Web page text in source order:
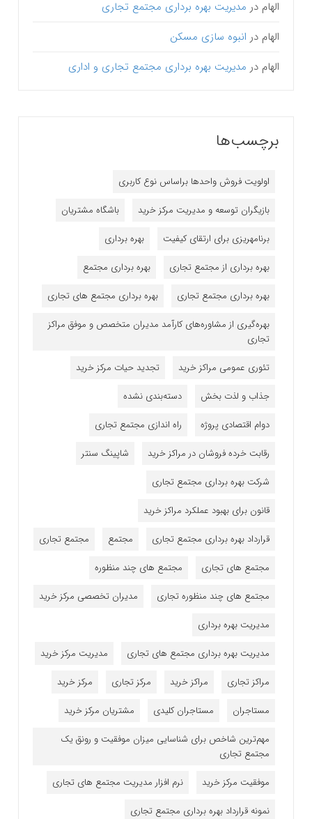
الهام در مدیریت بهره برداری مجتمع تجاری
الهام در انبوه سازی مسکن
الهام در مدیریت بهره برداری مجتمع تجاری و اداری
برچسب‌ها
اولویت فروش واحدها براساس نوع کاربری
بازیگران توسعه و مدیریت مرکز خرید
باشگاه مشتریان
برنامه‎ریزی برای ارتقای کیفیت
بهره برداری
بهره برداری از مجتمع تجاری
بهره برداری مجتمع
بهره برداری مجتمع تجاری
بهره برداری مجتمع های تجاری
بهره‌گیری از مشاوره‌های کارآمد مدیران متخصص و موفق مراکز
تجاری
تئوری عمومی مراکز خرید
تجدید حیات مرکز خرید
جذاب و لذت بخش
دسته‌بندی نشده
دوام اقتصادی پروژه
راه اندازی مجتمع تجاری
رقابت خرده فروشان در مراکز خرید
شاپینگ سنتر
شرکت بهره برداری مجتمع تجاری
قانون برای بهبود عملکرد مراکز خرید
قرارداد بهره برداری مجتمع تجاری
مجتمع
مجتمع تجاری
مجتمع های تجاری
مجتمع های چند منظوره
مجتمع های چند منظوره تجاری
مدیران تخصصی مرکز خرید
مدیریت بهره برداری
مدیریت بهره برداری مجتمع های تجاری
مدیریت مرکز خرید
مراکز تجاری
مراکز خرید مرکز تجاری
مرکز خرید
مستاجران
مستاجران کلیدی
مشتریان مرکز خرید
مهم‌ترین شاخص برای شناسایی میزان موفقیت و رونق یک
مجتمع تجاری
موفقیت مرکز خرید
نرم افزار مدیریت مجتمع های تجاری
نمونه قرارداد بهره برداری مجتمع تجاری